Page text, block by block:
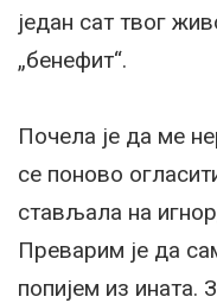
један сат твог
„бенефит“.
Почела је да ме
се поново
стављала на
Преварим је да
попијем из ината.